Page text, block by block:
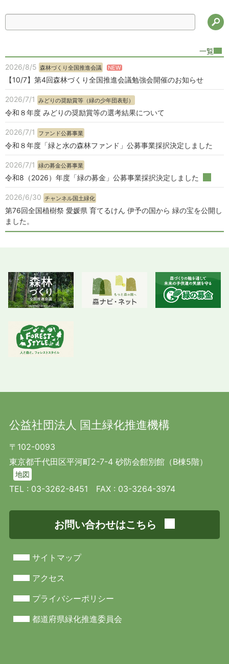
検
一覧
2026/8/5 森林づくり全国推進会議 NEW
【10/7】第4回森林づくり全国推進会議勉強会開催のお知らせ
2026/7/1 みどりの奨励賞等（緑の少年団表彰）
令和８年度 みどりの奨励賞等の選考結果について
2026/7/1 ファンド公募事業
令和８年度「緑と水の森林ファンド」公募事業採択決定しました
2026/7/1 緑の募金公募事業
令和8（2026）年度「緑の募金」公募事業採択決定しました
2026/6/30 チャンネル国土緑化
第76回全国植樹祭 愛媛県 育てるけん 伊予の国から 緑の宝を公開し
ました。
公益社団法人 国土緑化推進機構
〒102-0093
東京都千代田区平河町2-7-4 砂防会館別館（B棟5階）
地図
TEL : 03-3262-8451 FAX : 03-3264-3974
お問い合わせはこちら
サイトマップ
アクセス
プライバシーポリシー
都道府県緑化推進委員会